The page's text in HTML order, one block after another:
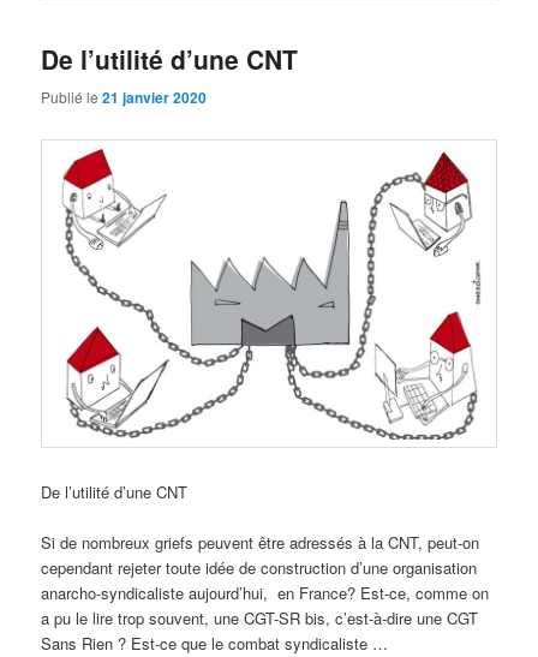
De l’utilité d’une CNT
Publié le21 janvier 2020
De l’utilité d’une CNT
Si de nombreux griefs peuvent être adressés à la CNT, peut-on
cependant rejeter toute idée de construction d’une organisation
anarcho-syndicaliste aujourd’hui, en France? Est-ce, comme on
a pu le lire trop souvent, une CGT-SR bis, c’est-à-dire une CGT
Sans Rien ? Est-ce que le combat syndicaliste …